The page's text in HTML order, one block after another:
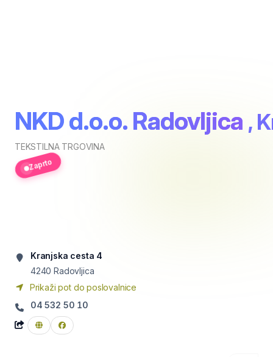
NKD d.o.o. Radovljica ,
TEKSTILNA TRGOVINA
Zaprto
Kranjska cesta 4
4240 Radovljica
Prikaži pot do poslovalnice
04 532 50 10